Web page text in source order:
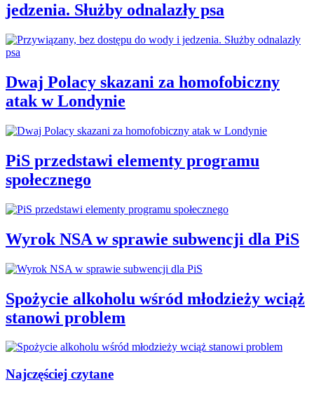
jedzenia. Służby odnalazły psa
Dwaj Polacy skazani za homofobiczny
atak w Londynie
PiS przedstawi elementy programu
społecznego
Wyrok NSA w sprawie subwencji dla PiS
Spożycie alkoholu wśród młodzieży wciąż
stanowi problem
Najczęściej czytane